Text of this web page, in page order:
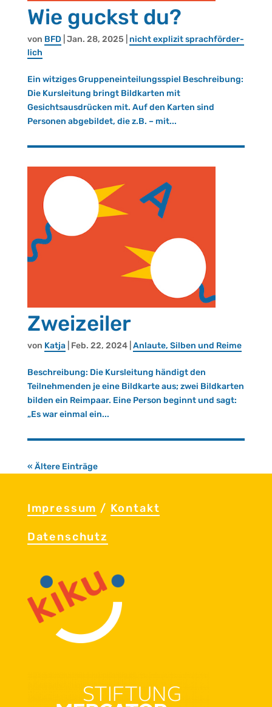
Wie guckst du?
von BFD Jan. 28, 2025
nicht ex­pli­zit sprach­för­der­
lich
Ein witziges Gruppeneinteilungsspiel Beschreibung:
Die Kursleitung bringt Bildkarten mit
Gesichtsausdrücken mit. Auf den Karten sind
Personen abgebildet, die z.B. – mit...
Zweizeiler
von Katja| Feb. 22, 2024| An­lau­te, Sil­ben und Reime
Beschreibung: Die Kursleitung händigt den
Teilnehmenden je eine Bildkarte aus; zwei Bildkarten
bilden ein Reimpaar. Eine Person beginnt und sagt:
„Es war einmal ein...
« Ältere Einträge
Im­pres­sum / Kon­takt
Da­ten­schutz